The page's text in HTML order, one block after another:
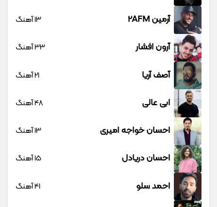
آرمین 2AFM 13 آهنگ
آرون افشار 33 آهنگ
آصف آریا 21 آهنگ
ابی عالی 48 آهنگ
احسان خواجه امیری 13 آهنگ
احسان دریادل 15 آهنگ
احمد سلو 41 آهنگ